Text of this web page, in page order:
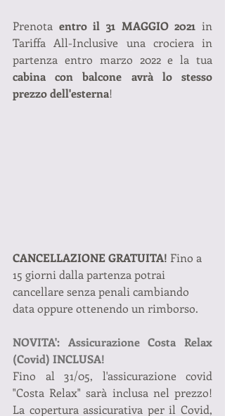
Prenota entro il 31 MAGGIO 2021 in
Tariffa All-Inclusive una crociera in
cabina con balcone avrà lo stesso
prezzo dell'esterna!
CANCELLAZIONE GRATUITA! Fino a
15 giorni dalla partenza potrai
cancellare senza penali cambiando
data oppure ottenendo un rimborso.
NOVITA': Assicurazione Costa Relax
(Covid) INCLUSA!
Fino al 31/05, l'assicurazione covid
"Costa Relax" sarà inclusa nel prezzo!
La copertura assicurativa per il Covid,